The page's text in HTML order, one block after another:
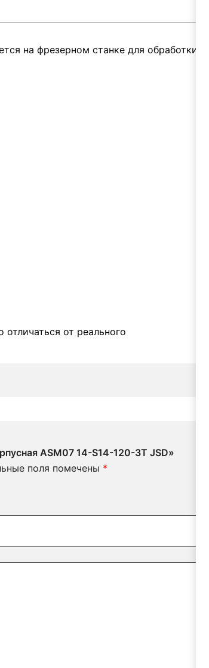
на фрезерном станке для обработки
от реального
ASM07 14-S14-120-3T JSD»
поля помечены *